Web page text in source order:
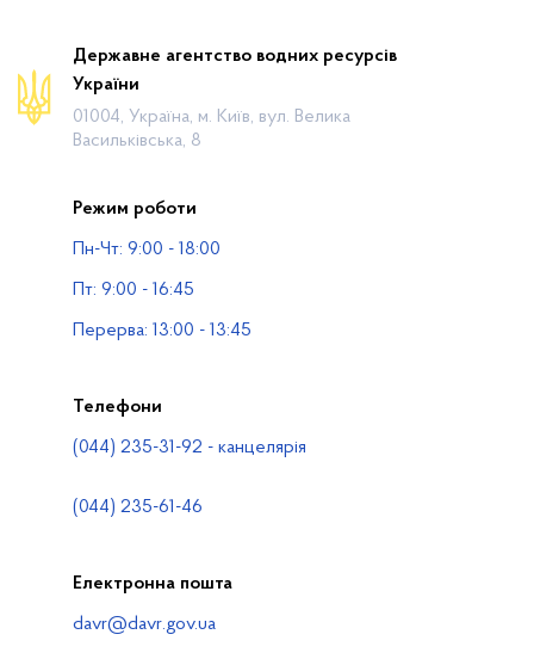
Про відомство
Діяльність
Громадянам
Публічна інформація
Водогосподарські організації
Державне агентство водних ресурсів
України
01004, Україна, м. Київ, вул. Велика
Васильківська, 8
Режим роботи
Пн-Чт: 9:00 - 18:00
Пт: 9:00 - 16:45
Перерва: 13:00 - 13:45
Телефони
(044) 235-31-92 - канцелярія
(044) 235-61-46
Електронна пошта
davr@davr.gov.ua